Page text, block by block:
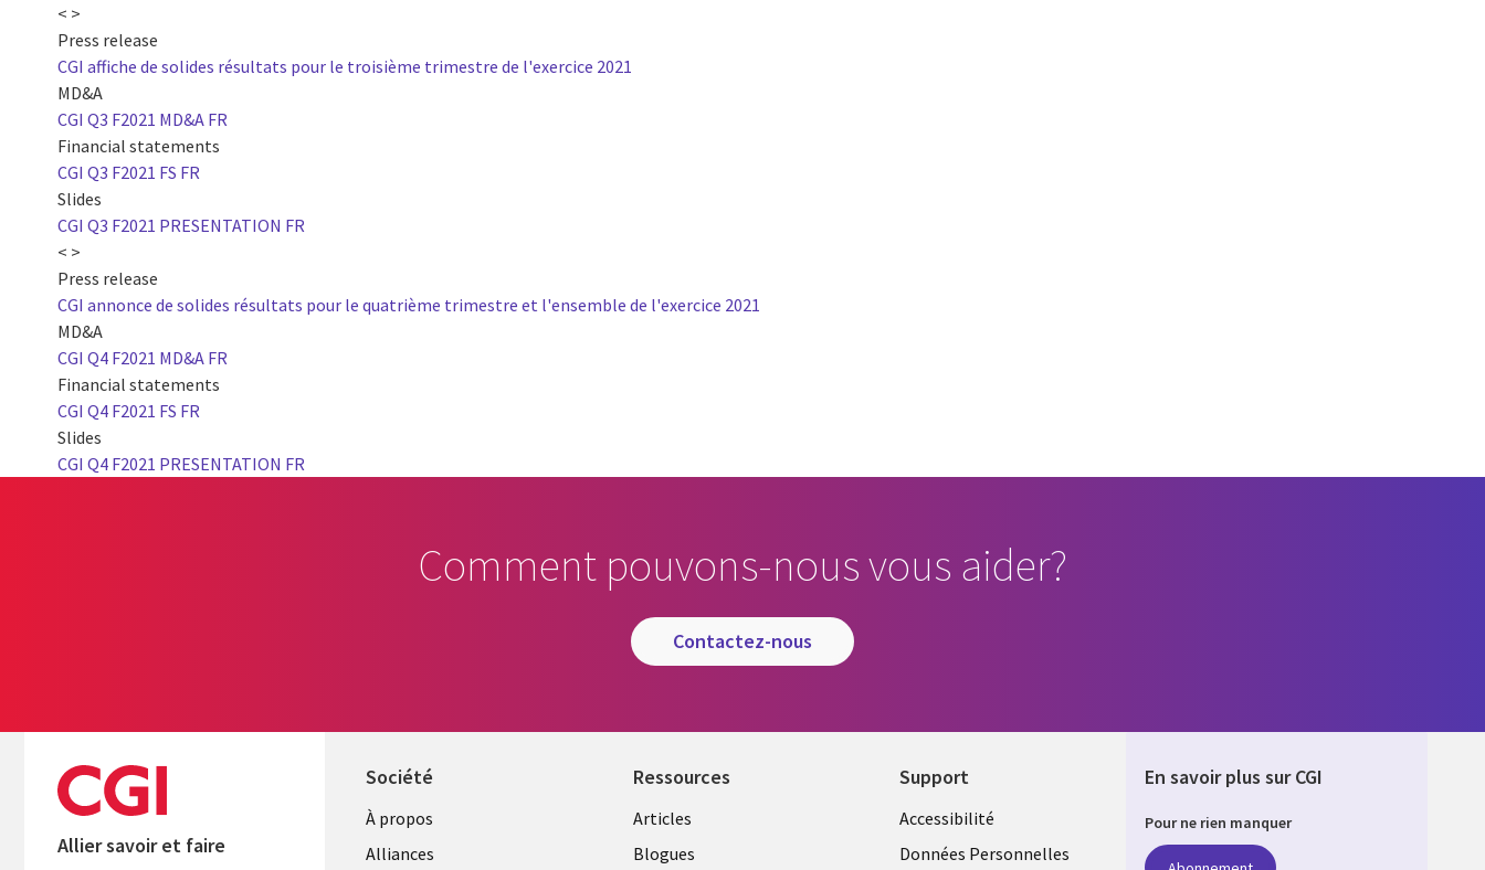
< >
Press release
CGI affiche de solides résultats pour le troisième trimestre de l'exercice 2021
MD&A
CGI Q3 F2021 MD&A FR
Financial statements
CGI Q3 F2021 FS FR
Slides
CGI Q3 F2021 PRESENTATION FR
< >
Press release
CGI annonce de solides résultats pour le quatrième trimestre et l'ensemble de l'exercice 2021
MD&A
CGI Q4 F2021 MD&A FR
Financial statements
CGI Q4 F2021 FS FR
Slides
CGI Q4 F2021 PRESENTATION FR
Comment pouvons-nous vous aider?
contactez-nous
Allier savoir et faire
Société
À propos
Alliances
Ressources
Articles
Blogues
Support
Accessibilité
Données Personnelles
En savoir plus sur CGI
Pour ne rien manquer